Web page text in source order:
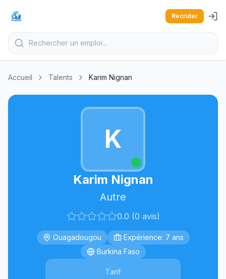
Recruter
Accueil Talents Karim Nignan
K
Karim Nignan
Autre
0.0 (0 avis)
Ouagadougou
Expérience: 7 ans
Burkina Faso
Tarif